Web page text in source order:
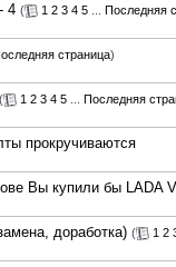
4 ( 1 2 3 4 5
Последняя
страница)
( 1 2 3 4 5
Последняя
прокручиваются
Вы купили бы LADA
доработка) ( 1 2